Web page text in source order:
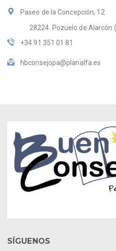
Paseo de la Concepción, 12
28224. Pozuelo de Alarcón
+34 91 351 01 81
hbconsejopa@planalfa.es
SÍGUENOS